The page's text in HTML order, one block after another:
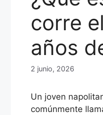
corre
años
2 junio, 2026
Un joven
comúnmente